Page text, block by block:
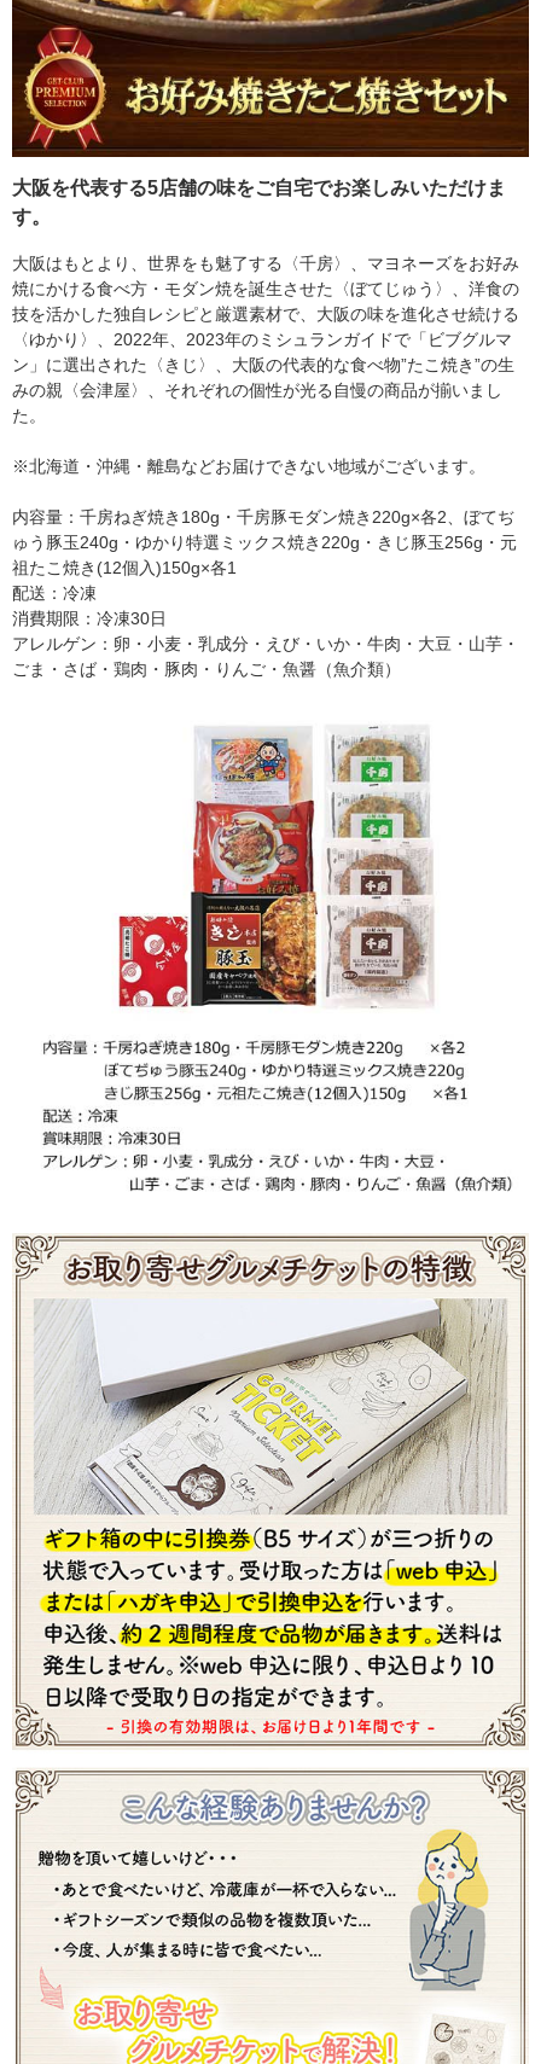
大阪を代表する5店舗の味をご自宅でお楽しみいただけま
す。
大阪はもとより、世界をも魅了する〈千房〉、マヨネーズをお好み
焼にかける食べ方・モダン焼を誕生させた〈ぼてじゅう〉、洋食の
技を活かした独自レシピと厳選素材で、大阪の味を進化させ続ける
〈ゆかり〉、2022年、2023年のミシュランガイドで「ビブグルマ
ン」に選出された〈きじ〉、大阪の代表的な食べ物”たこ焼き”の生
みの親〈会津屋〉、それぞれの個性が光る自慢の商品が揃いまし
た。
※北海道・沖縄・離島などお届けできない地域がございます。
内容量：千房ねぎ焼き180g・千房豚モダン焼き220g×各2、ぼてぢ
ゅう豚玉240g・ゆかり特選ミックス焼き220g・きじ豚玉256g・元
祖たこ焼き(12個入)150g×各1
配送：冷凍
消費期限：冷凍30日
アレルゲン：卵・小麦・乳成分・えび・いか・牛肉・大豆・山芋・
ごま・さば・鶏肉・豚肉・りんご・魚醤（魚介類）